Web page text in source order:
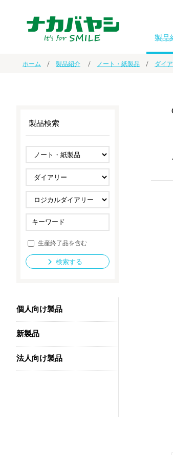
製品
スマートフォン・
タブレット関連
防災・
セキュリティ用品
法人向け製品
オーダー手帳・ノベルティ制作
ドキュメントスキャニングサービス
導入事例
IR情報
サステナビリティ
ホーム 製品紹介 ノート・紙製品 ダイ
製品検索
生産終了品を含む
検索する
個人向け製品
新製品
法人向け製品